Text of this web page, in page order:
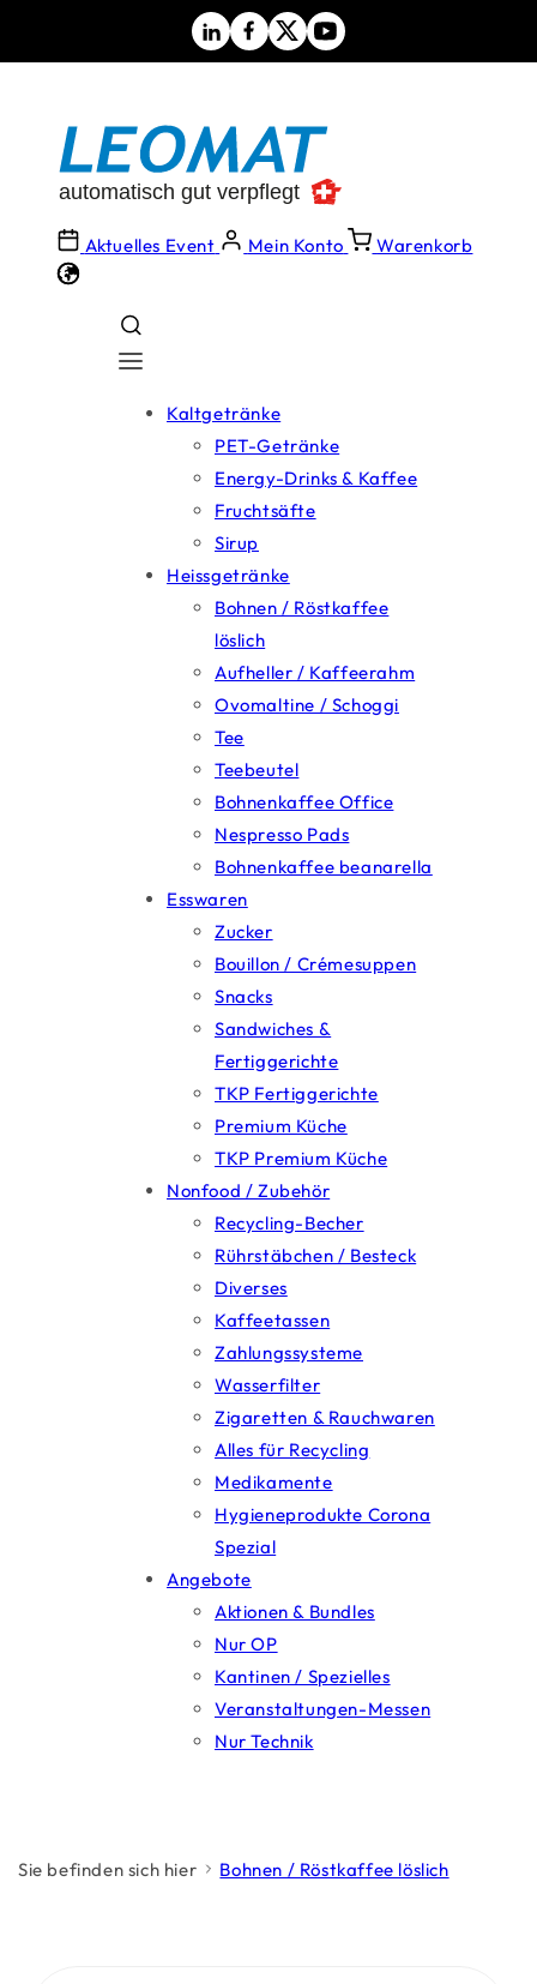
Aktuelles Event Mein Konto Warenkorb
Kaltgetränke
PET-Getränke
Energy-Drinks & Kaffee
Fruchtsäfte
Sirup
Heissgetränke
Bohnen / Röstkaffee
löslich
Aufheller / Kaffeerahm
Ovomaltine / Schoggi
Tee
Teebeutel
Bohnenkaffee Office
Nespresso Pads
Bohnenkaffee beanarella
Esswaren
Zucker
Bouillon / Crémesuppen
Snacks
Sandwiches &
Fertiggerichte
TKP Fertiggerichte
Premium Küche
TKP Premium Küche
Nonfood / Zubehör
Recycling-Becher
Rührstäbchen / Besteck
Diverses
Kaffeetassen
Zahlungssysteme
Wasserfilter
Zigaretten & Rauchwaren
Alles für Recycling
Medikamente
Hygieneprodukte Corona
Spezial
Angebote
Aktionen & Bundles
Nur OP
Kantinen / Spezielles
Veranstaltungen-Messen
Nur Technik
Sie befinden sich hier Bohnen / Röstkaffee löslich